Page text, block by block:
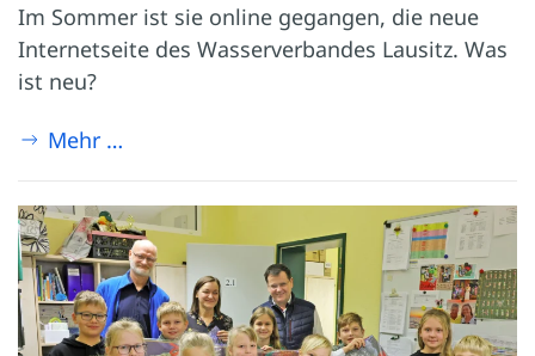
Im Sommer ist sie online gegangen, die neue
Internetseite des Wasserverbandes Lausitz. Was
ist neu?
Mehr …